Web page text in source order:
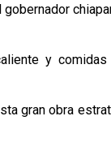
y
gran obra